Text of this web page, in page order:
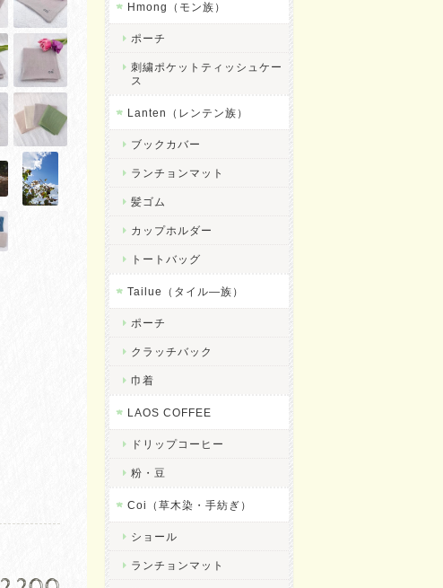
Hmong（モン族）
ポーチ
刺繍ポケットティッシュケー
ス
Lanten（レンテン族）
ブックカバー
ランチョンマット
髪ゴム
カップホルダー
トートバッグ
Tailue（タイル―族）
ポーチ
クラッチバック
巾着
LAOS COFFEE
ドリップコーヒー
粉・豆
Coi（草木染・手紡ぎ）
ショール
ランチョンマット